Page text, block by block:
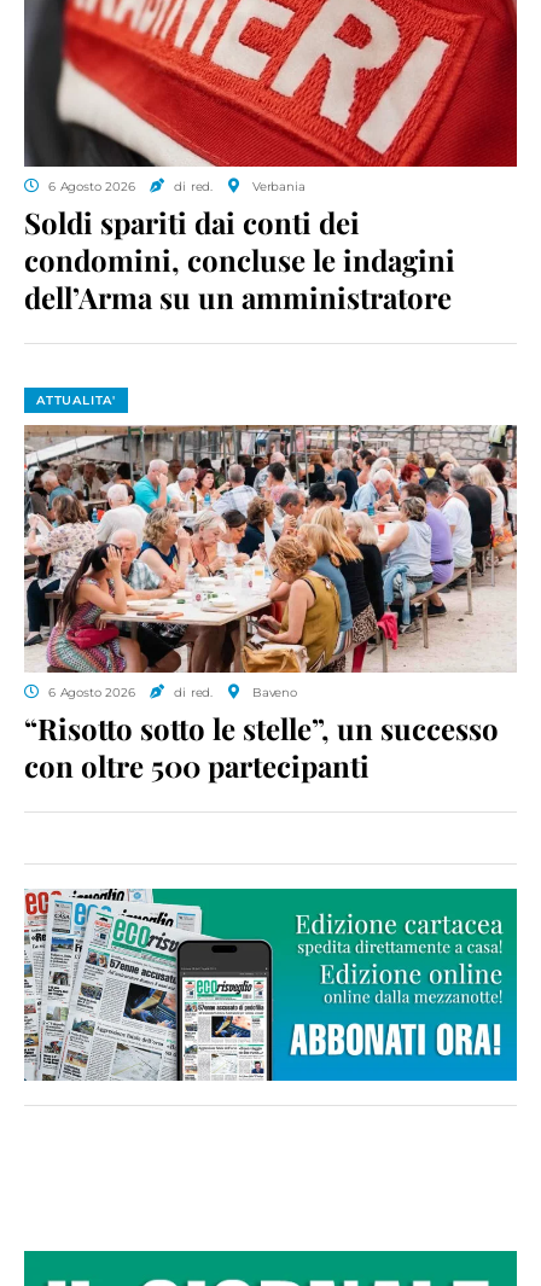
6 Agosto 2026 di red. Verbania
Soldi spariti dai conti dei
condomini, concluse le indagini
dell’Arma su un amministratore
ATTUALITA'
6 Agosto 2026 di red. Baveno
“Risotto sotto le stelle”, un successo
con oltre 500 partecipanti